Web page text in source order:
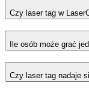
Czy laser tag w
Ile osób może grać
Czy laser tag nadaje